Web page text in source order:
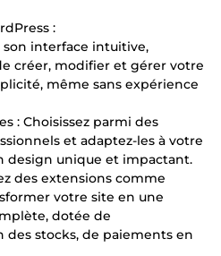
:
son interface intuitive,
créer, modifier et gérer votre
même sans expérience
: Choisissez parmi des
et adaptez-les à votre
design unique et impactant.
des extensions comme
votre site en une
dotée de
stocks, de paiements en